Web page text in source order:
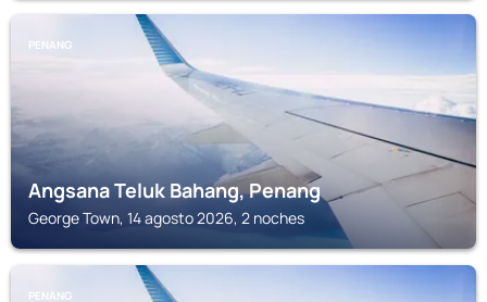
PENANG
Angsana Teluk Bahang, Penang
George Town, 14 agosto 2026, 2 noches
PENANG